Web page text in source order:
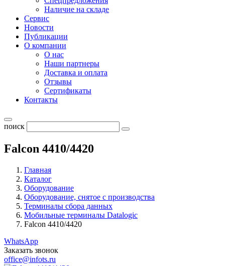
Наличие на складе
Сервис
Новости
Публикации
О компании
О нас
Наши партнеры
Доставка и оплата
Отзывы
Сертификаты
Контакты
поиск
Falcon 4410/4420
Главная
Каталог
Оборудование
Оборудование, снятое с производства
Терминалы сбора данных
Мобильные терминалы Datalogic
Falcon 4410/4420
WhatsApp
Заказать звонок
office@infots.ru